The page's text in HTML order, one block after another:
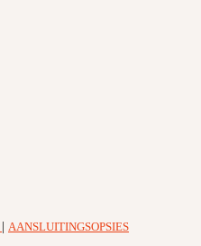
AANSLUITINGSOPSIES